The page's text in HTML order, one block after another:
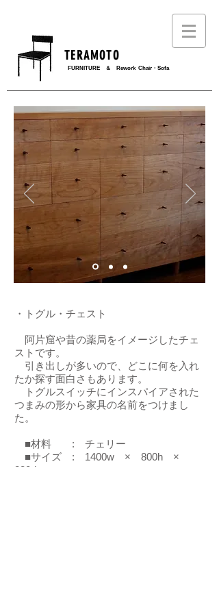
T E R A M O T O
FURNITURE ＆ Rework Chair・Sofa
・ トグル・チェスト
阿片窟や昔の薬局をイメージしたチェ
ストです。
引き出しが多いので、どこに何を入れ
たか探す面白さもあります。
​ トグルスイッチにインスパイアされた
つまみの形から家具の名前をつけまし
た。
■材料 : チェリー
■サイズ : 1400w × 800h ×
280d